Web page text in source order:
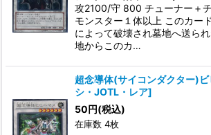
攻2100/守 800 チューナー＋
モンスター１体以上 このカー
によって破壊され墓地へ送ら
地からこのカ…
超念導体(サイコンダクター)ビ
シ・JOTL・レア]
50円(税込)
在庫数 4枚